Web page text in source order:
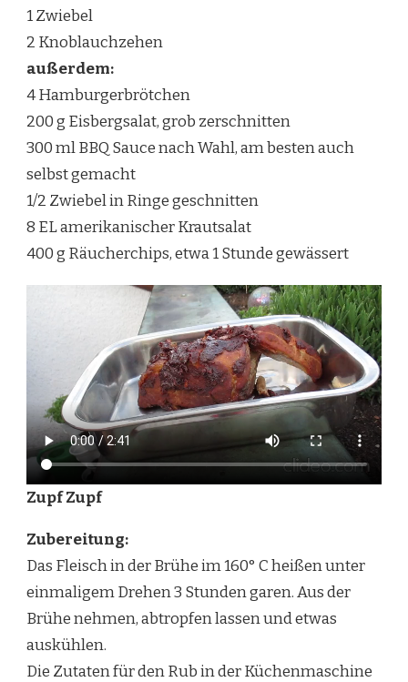
1 Zwiebel
2 Knoblauchzehen
außerdem:
4 Hamburgerbrötchen
200 g Eisbergsalat, grob zerschnitten
300 ml BBQ Sauce nach Wahl, am besten auch
selbst gemacht
1/2 Zwiebel in Ringe geschnitten
8 EL amerikanischer Krautsalat
400 g Räucherchips, etwa 1 Stunde gewässert
Zupf Zupf
Zubereitung:
Das Fleisch in der Brühe im 160° C heißen unter
einmaligem Drehen 3 Stunden garen. Aus der
Brühe nehmen, abtropfen lassen und etwas
auskühlen.
Die Zutaten für den Rub in der Küchenmaschine